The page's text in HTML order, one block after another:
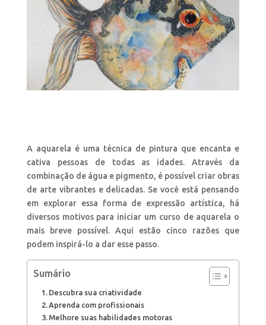
A aquarela é uma técnica de pintura que encanta e
cativa pessoas de todas as idades. Através da
combinação de água e pigmento, é possível criar obras
de arte vibrantes e delicadas. Se você está pensando
em explorar essa forma de expressão artística, há
diversos motivos para iniciar um curso de aquarela o
mais breve possível. Aqui estão cinco razões que
podem inspirá-lo a dar esse passo.
Sumário
Descubra sua criatividade
Aprenda com profissionais
Melhore suas habilidades motoras